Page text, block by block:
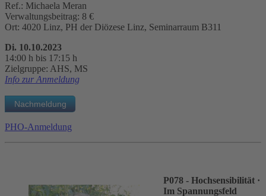
Ref.: Michaela Meran
Verwaltungsbeitrag: 8 €
Ort: 4020 Linz, PH der Diözese Linz, Seminarraum B311
Di. 10.10.2023
14:00 h bis 17:15 h
Zielgruppe: AHS, MS
Info zur Anmeldung
PHO-Anmeldung
P078 - Hochsensibilität ·
Im Spannungsfeld